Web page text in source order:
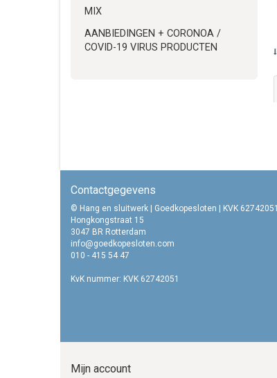
MIX
AANBIEDINGEN + CORONOA /
COVID-19 VIRUS PRODUCTEN
Contactgegevens
© Hang en sluitwerk | Goedkopesloten | KVK 62742051
Hongkongstraat 15
3047 BR Rotterdam
info@goedkopesloten.com
010 - 415 54 47
KvK nummer: KVK 62742051
Mijn account